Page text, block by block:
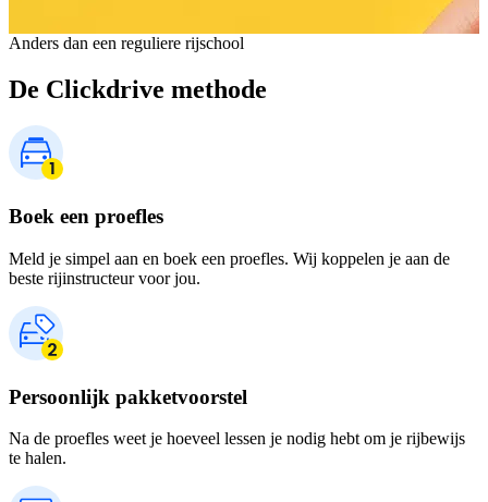
Anders dan een reguliere rijschool
De Clickdrive methode
Boek een proefles
Meld je simpel aan en boek een proefles. Wij koppelen je aan de
beste rijinstructeur voor jou.
Persoonlijk pakketvoorstel
Na de proefles weet je hoeveel lessen je nodig hebt om je rijbewijs
te halen.